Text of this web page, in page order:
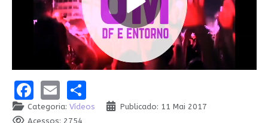
Facebook
EmailShare
Categoria: Vídeos
Publicado: 11 Mai 2017
Acessos: 2754